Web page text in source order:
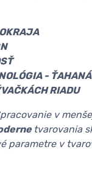
-
RIADU
v
tvarovania
parametre v